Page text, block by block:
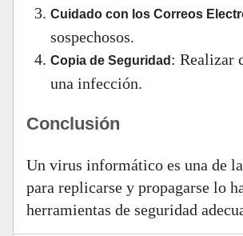
Cuidado con los Correos
sospechosos.
Copia de Seguridad : Realizar
una infección.
Conclusión
Un virus informático es una de
para replicarse y propagarse lo
herramientas de seguridad